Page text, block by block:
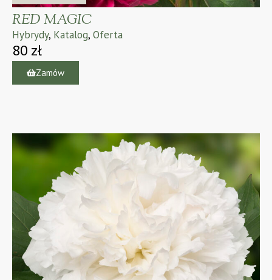
RED MAGIC
Hybrydy, Katalog, Oferta
80 zł
Zamów